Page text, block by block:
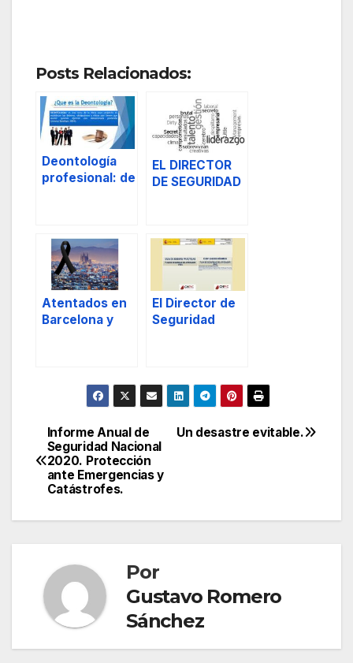
Posts Relacionados:
Deontología
profesional: de
personal de
seguridad
privada.
EL DIRECTOR
DE SEGURIDAD
Atentados en
Barcelona y
El Director de
Seguridad
Operador.
Navegación
de
Un desastre evitable.
Informe Anual de
Seguridad Nacional
2020. Protección
ante Emergencias y
Catástrofes.
Por
Gustavo Romero
Sánchez